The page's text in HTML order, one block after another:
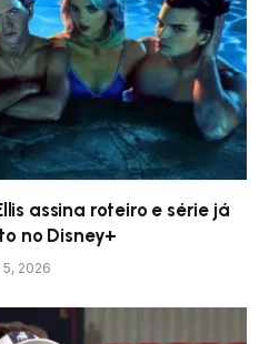
assina roteiro e série já
no Disney+
2026